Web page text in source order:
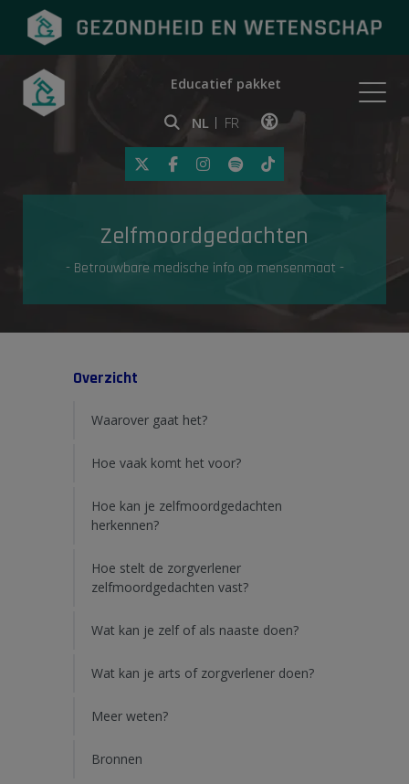
Onderwerpen
Gezondheid in de media
Educatief pakket
NL FR
Klik op deze link om
Zelfmoordgedachten
- Betrouwbare medische info op mensenmaat -
Overzicht
Waarover gaat het?
Hoe vaak komt het voor?
Hoe kan je zelfmoordgedachten
herkennen?
Hoe stelt de zorgverlener
zelfmoordgedachten vast?
Wat kan je zelf of als naaste doen?
Wat kan je arts of zorgverlener doen?
Meer weten?
Bronnen